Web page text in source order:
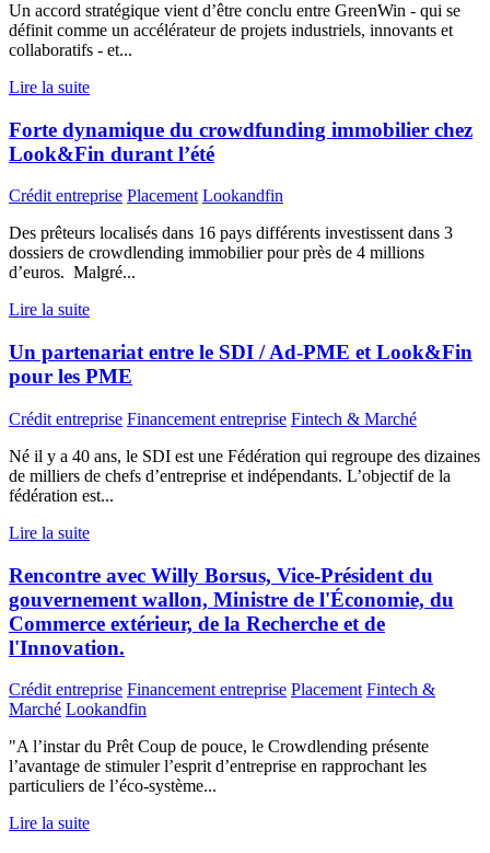
Un accord stratégique vient d’être conclu entre GreenWin - qui se
définit comme un accélérateur de projets industriels, innovants et
collaboratifs - et...
Lire la suite
Forte dynamique du crowdfunding immobilier chez
Look&Fin durant l’été
Crédit entreprise Placement Lookandfin
Des prêteurs localisés dans 16 pays différents investissent dans 3
dossiers de crowdlending immobilier pour près de 4 millions
d’euros. Malgré...
Lire la suite
Un partenariat entre le SDI / Ad-PME et Look&Fin
pour les PME
Crédit entreprise Financement entreprise Fintech & Marché
Né il y a 40 ans, le SDI est une Fédération qui regroupe des dizaines
de milliers de chefs d’entreprise et indépendants. L’objectif de la
fédération est...
Lire la suite
Rencontre avec Willy Borsus, Vice-Président du
gouvernement wallon, Ministre de l'Économie, du
Commerce extérieur, de la Recherche et de
l'Innovation.
Crédit entreprise Financement entreprise Placement Fintech &
Marché Lookandfin
"A l’instar du Prêt Coup de pouce, le Crowdlending présente
l’avantage de stimuler l’esprit d’entreprise en rapprochant les
particuliers de l’éco-système...
Lire la suite